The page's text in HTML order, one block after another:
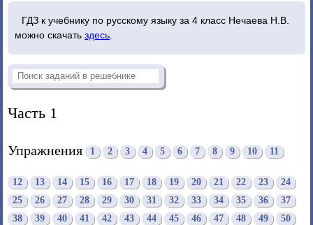
ГДЗ к учебнику по русскому языку за 4 класс Нечаева Н.В.
можно скачать здесь.
Часть 1
Упражнения 1 2 3 4 5 6 7 8 9 10 11
12 13 14 15 16 17 18 19 20 21 22 23
24
25
26 27 28 29 30 31 32 33 34 35 36
37
38
39 40 41 42 43 44 45 46 47 48 49
50